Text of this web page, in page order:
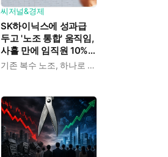
씨저널&경제
SK하이닉스에 성과급
두고 '노조 통합' 움직임,
사흘 만에 임직원 10%이
새 노조에 모였다
기존 복수 노조, 하나로 묶이나